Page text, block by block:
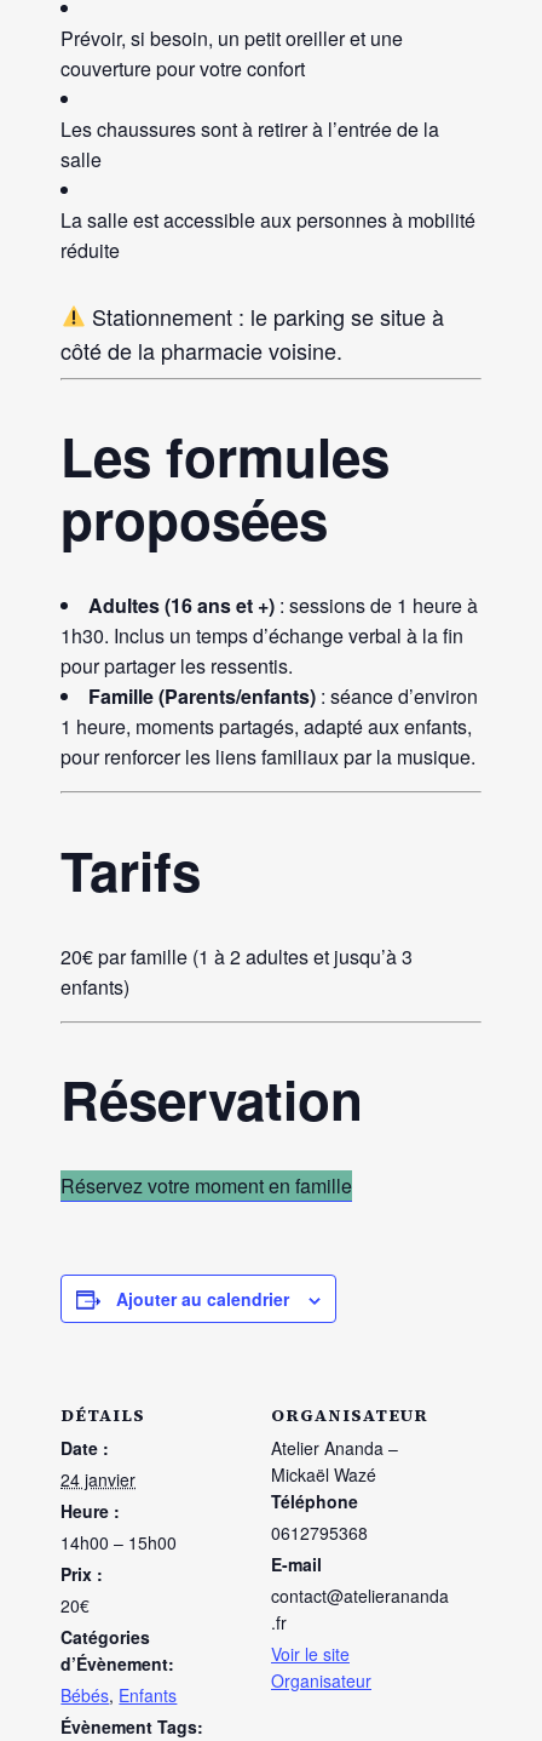
Prévoir, si besoin, un petit oreiller et une
couverture pour votre confort
Les chaussures sont à retirer à l’entrée de la
salle
La salle est accessible aux personnes à mobilité
réduite
Stationnement : le parking se situe à
côté de la pharmacie voisine.
Les formules
proposées
Adultes (16 ans et +) : sessions de 1 heure à
1h30. Inclus un temps d’échange verbal à la fin
pour partager les ressentis.
Famille (Parents/enfants) : séance d’environ
1 heure, moments partagés, adapté aux enfants,
pour renforcer les liens familiaux par la musique.
Tarifs
20€ par famille (1 à 2 adultes et jusqu’à 3
enfants)
Réservation
Réservez votre moment en famille
Ajouter au calendrier
DÉTAILS
Date :
24 janvier
Heure :
14h00 – 15h00
Prix :
20€
Catégories
d’Évènement:
Bébés, Enfants
Évènement Tags:
ORGANISATEUR
Atelier Ananda –
Mickaël Wazé
Téléphone
0612795368
E-mail
contact@atelierananda
.fr
Voir le site
Organisateur